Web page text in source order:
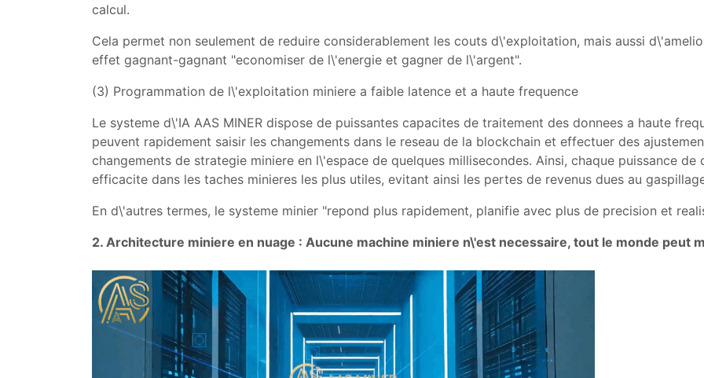
calcul.
Cela permet non seulement de reduire considerablement les couts d\'exploitation, mais aussi
effet gagnant-gagnant "economiser de l\'energie et gagner de l\'argent".
(3) Programmation de l\'exploitation miniere a faible latence et a haute frequence
Le systeme d\'IA AAS MINER dispose de puissantes capacites de traitement des donnees a haute
peuvent rapidement saisir les changements dans le reseau de la blockchain et effectuer des
changements de strategie miniere en l\'espace de quelques millisecondes. Ainsi, chaque puissance
efficacite dans les taches minieres les plus utiles, evitant ainsi les pertes de revenus dues au
En d\'autres termes, le systeme minier "repond plus rapidement, planifie avec plus de precision et
2. Architecture miniere en nuage : Aucune machine miniere n\'est necessaire, tout le monde peut